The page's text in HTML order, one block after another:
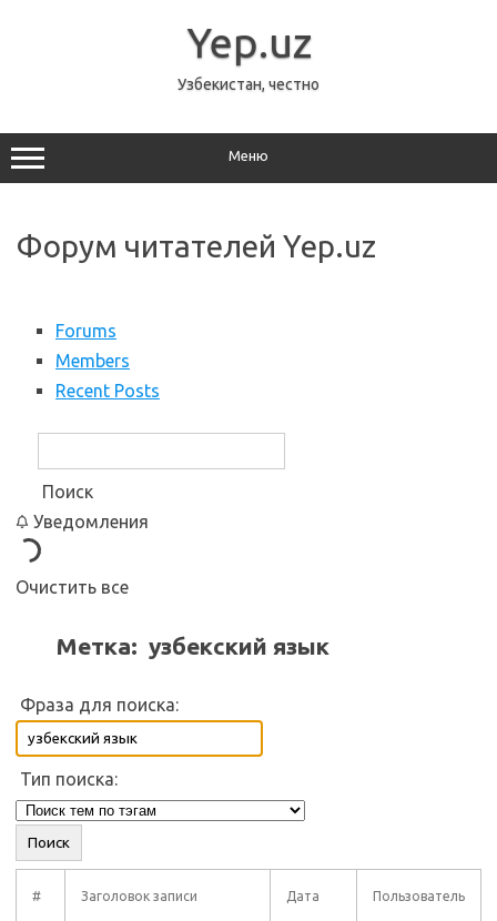
Yep.uz
Узбекистан, честно
Меню
Форум читателей Yep.uz
Forums
Members
Recent Posts
Поиск
Уведомления
Очистить все
Метка:узбекский язык
Фраза для поиска:
Тип поиска:
# Заголовок записи Дата Пользователь